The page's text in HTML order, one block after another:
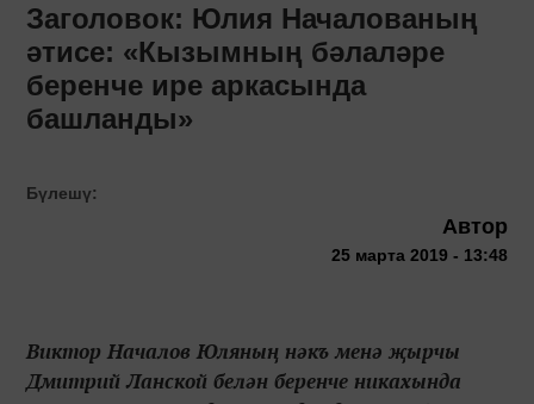
Заголовок: Юлия Началованың
әтисе: «Кызымның бәлаләре
беренче ире аркасында
башланды»
Бүлешү:
Автор
25 марта 2019 - 13:48
Виктор Началов Юляның нәкъ менә җырчы
Дмитрий Ланской белән беренче никахында